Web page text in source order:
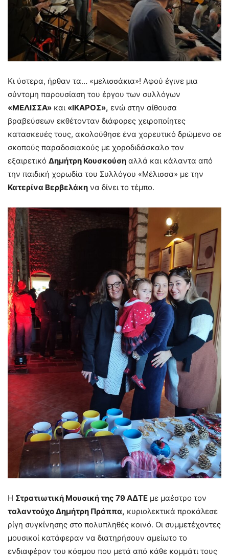
Κι ύστερα, ήρθαν τα… «μελισσάκια»! Αφού έγινε μια
σύντομη παρουσίαση του έργου των συλλόγων
«ΜΕΛΙΣΣΑ» και «ΙΚΑΡΟΣ», ενώ στην αίθουσα
βραβεύσεων εκθέτονταν διάφορες χειροποίητες
κατασκευές τους, ακολούθησε ένα χορευτικό δρώμενο σε
σκοπούς παραδοσιακούς με χοροδιδάσκαλο τον
εξαιρετικό Δημήτρη Κουσκούση αλλά και κάλαντα από
την παιδική χορωδία του Συλλόγου «Μέλισσα» με την
Κατερίνα Βερβελάκη να δίνει το τέμπο.
Η Στρατιωτική Μουσική της 79 ΑΔΤΕ με μαέστρο τον
ταλαντούχο Δημήτρη Πράππα, κυριολεκτικά προκάλεσε
ρίγη συγκίνησης στο πολυπληθές κοινό. Οι συμμετέχοντες
μουσικοί κατάφεραν να διατηρήσουν αμείωτο το
ενδιαφέρον του κόσμου που μετά από κάθε κομμάτι τους